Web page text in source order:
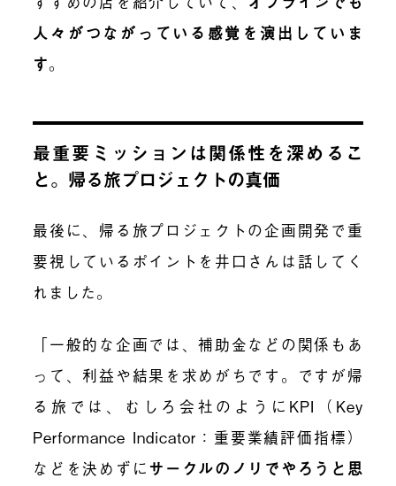
人々がつながっている感覚を演出していま
す。
最重要ミッションは関係性を深めるこ
と。帰る旅プロジェクトの真価
最後に、帰る旅プロジェクトの企画開発で重
要視しているポイントを井口さんは話してく
れました。
「一般的な企画では、補助金などの関係もあ
って、利益や結果を求めがちです。ですが帰
る旅では、むしろ会社のようにKPI（Key
Performance Indicator：重要業績評価指標）
などを決めずにサークルのノリでやろうと思